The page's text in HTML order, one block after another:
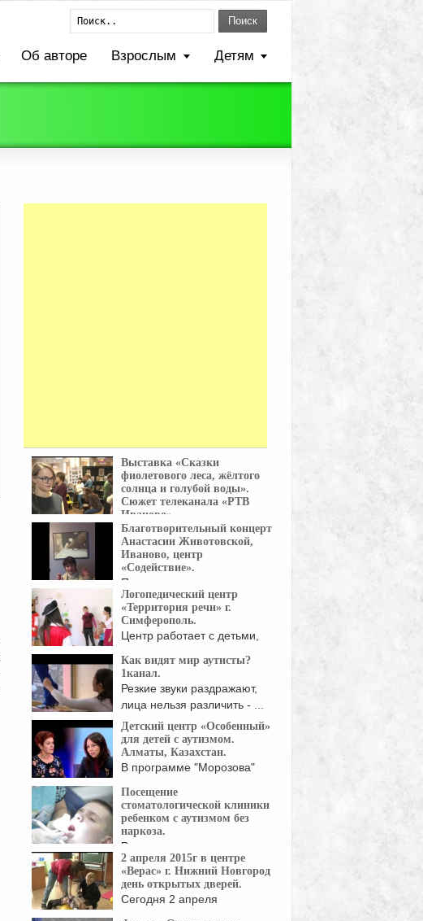
Поиск
Об авторе Взрослым Детям
Выставка «Сказки
фиолетового леса, жёлтого
солнца и голубой воды».
Сюжет телеканала «РТВ
Иваново».
15 апреля в Иваново
открылась выставка "Сказки ...
Благотворительный концерт
Анастасии Животовской,
Иваново, центр
«Содействие».
Полная видеоверсия
благотворительного
концерта Анастасии Животовской. "...Так
называют ...
Логопедический центр
«Территория речи» г.
Симферополь.
Центр работает с детьми,
и ...
Как видят мир аутисты?
1канал.
Резкие звуки раздражают,
лица нельзя различить - ...
Детский центр «Особенный»
для детей с аутизмом.
Алматы, Казахстан.
В программе "Морозова"
"Особенный" ...
Посещение
стоматологической клиники
ребенком с аутизмом без
наркоза.
Ролик снят специально для
стоматологической
конференции. Наталья Адаева работает ...
2 апреля 2015г в центре
«Верас» г. Нижний Новгород
день открытых дверей.
Сегодня 2 апреля